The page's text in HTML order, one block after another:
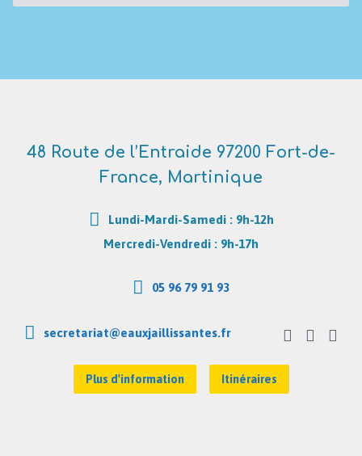
48 Route de l’Entraide 97200 Fort-de-
France, Martinique
Lundi-Mardi-Samedi : 9h-12h
Mercredi-Vendredi : 9h-17h
05 96 79 91 93
secretariat@eauxjaillissantes.fr
Plus d'information Itinéraires